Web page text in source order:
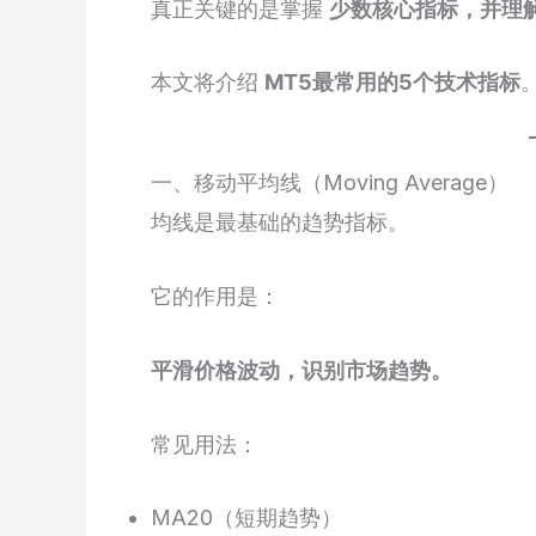
真正关键的是掌握 少数核心指标，并理
本文将介绍 MT5最常用的5个技术指标。
一、移动平均线（Moving Average）
均线是最基础的趋势指标。
它的作用是：
平滑价格波动，识别市场趋势。
常见用法：
MA20（短期趋势）